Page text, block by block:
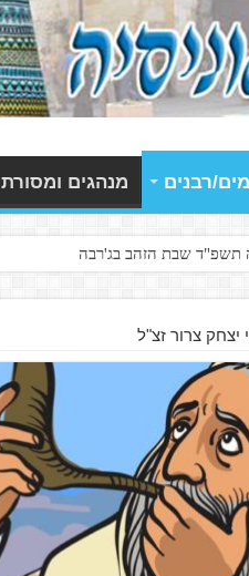
רבנים מנהגים ומסורת
תשפ"ד שבת הזהב בג'רבה
יצחק צרור זצ"ל